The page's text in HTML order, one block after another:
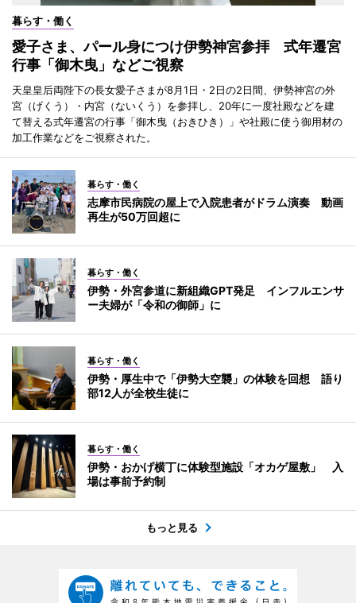
暮らす・働く
愛子さま、パール身につけ伊勢神宮参拝 式年遷宮
行事「御木曳」などご視察
天皇皇后両陛下の長女愛子さまが8月1日・2日の2日間、伊勢神宮の外
宮（げくう）・内宮（ないくう）を参拝し、20年に一度社殿などを建
て替える式年遷宮の行事「御木曳（おきひき）」や社殿に使う御用材の
加工作業などをご視察された。
暮らす・働く
志摩市民病院の屋上で入院患者がドラム演奏 動画
再生が50万回超に
暮らす・働く
伊勢・外宮参道に新組織GPT発足 インフルエンサ
ー夫婦が「令和の御師」に
暮らす・働く
伊勢・厚生中で「伊勢大空襲」の体験を回想 語り
部12人が全校生徒に
暮らす・働く
伊勢・おかげ横丁に体験型施設「オカゲ屋敷」 入
場は事前予約制
もっと見る